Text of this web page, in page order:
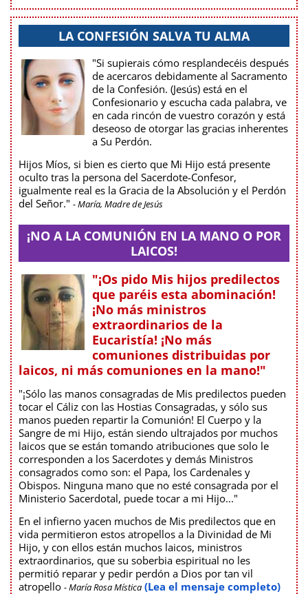
LA CONFESIÓN SALVA TU ALMA
"Si supierais cómo resplandecéis después
de acercaros debidamente al Sacramento
de la Confesión. (Jesús) está en el
Confesionario y escucha cada palabra, ve
en cada rincón de vuestro corazón y está
deseoso de otorgar las gracias inherentes
a Su Perdón.
Hijos Míos, si bien es cierto que Mi Hijo está presente
oculto tras la persona del Sacerdote-Confesor,
igualmente real es la Gracia de la Absolución y el Perdón
del Señor." - María, Madre de Jesús
¡NO A LA COMUNIÓN EN LA MANO O POR
LAICOS!
"¡Os pido Mis hijos predilectos
que paréis esta abominación!
¡No más ministros
extraordinarios de la
Eucaristía! ¡No más
comuniones distribuidas por
laicos, ni más comuniones en la mano!"
"¡Sólo las manos consagradas de Mis predilectos pueden
tocar el Cáliz con las Hostias Consagradas, y sólo sus
manos pueden repartir la Comunión! El Cuerpo y la
Sangre de mi Hijo, están siendo ultrajados por muchos
laicos que se están tomando atribuciones que solo le
corresponden a los Sacerdotes y demás Ministros
consagrados como son: el Papa, los Cardenales y
Obispos. Ninguna mano que no esté consagrada por el
Ministerio Sacerdotal, puede tocar a mi Hijo..."
En el infierno yacen muchos de Mis predilectos que en
vida permitieron estos atropellos a la Divinidad de Mi
Hijo, y con ellos están muchos laicos, ministros
extraordinarios, que su soberbia espiritual no les
permitió reparar y pedir perdón a Dios por tan vil
atropello - María Rosa Mística (Lea el mensaje completo)